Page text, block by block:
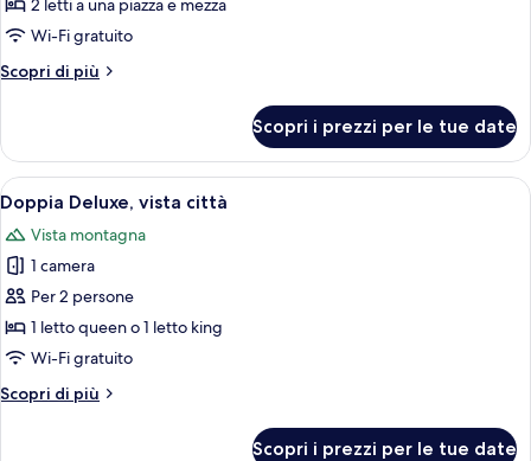
con
letti
città
Wi-Fi gratuito
Scopri di più
Altri
Deluxe
con
2
letti
singoli,
vista
Scopri i prezzi per le tue date
Apri
tutte
le
foto
per
Doppia
Deluxe,
città
Biancheria da letto ipoallergenica,
7
Doppia Deluxe, vista città
Vista montagna
1 camera
Per 2 persone
1 letto queen o 1 letto king
Wi-Fi gratuito
Scopri di più
Altri
Scopri i prezzi per le tue date